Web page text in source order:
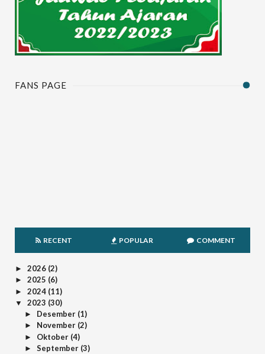
FANS PAGE
RECENT POPULAR COMMENT
► 2026 (2)
► 2025 (6)
► 2024 (11)
▼ 2023 (30)
► Desember (1)
► November (2)
► Oktober (4)
► September (3)